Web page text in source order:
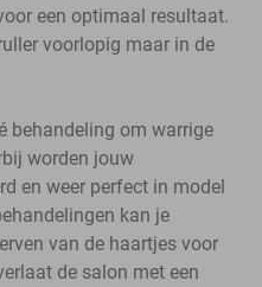
een optimaal resultaat.
voorlopig maar in de
behandeling om warrige
worden jouw
en weer perfect in model
kan je
van de haartjes voor
de salon met een